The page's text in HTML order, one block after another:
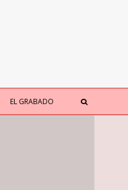
EL GRABADO